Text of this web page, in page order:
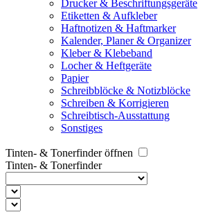
Drucker & Beschriftungsgeräte
Etiketten & Aufkleber
Haftnotizen & Haftmarker
Kalender, Planer & Organizer
Kleber & Klebeband
Locher & Heftgeräte
Papier
Schreibblöcke & Notizblöcke
Schreiben & Korrigieren
Schreibtisch-Ausstattung
Sonstiges
Tinten- & Tonerfinder öffnen
Tinten- & Tonerfinder